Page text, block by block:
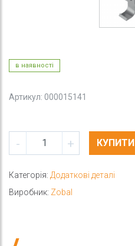
в наявності
Артикул: 000015141
- + КУПИТИ
Категорія: Додаткові деталі
Виробник: Zobal